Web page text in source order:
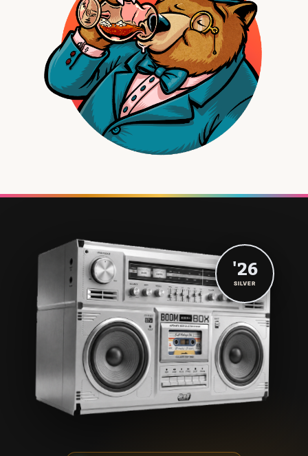
'26
SILVER